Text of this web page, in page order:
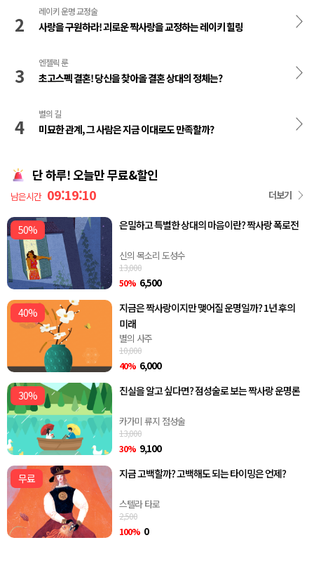
2
레이키 운명 교정술
사랑을 구원하라! 괴로운 짝사랑을 교정하는 레이키 힐링
3
엔젤릭 룬
초고스펙 결혼! 당신을 찾아올 결혼 상대의 정체는?
4
별의 길
미묘한 관계, 그 사람은 지금 이대로도 만족할까?
단 하루! 오늘만 무료&할인
남은시간 09:19:10 더보기
50% 은밀하고 특별한 상대의 마음이란? 짝사랑 폭로전
신의 목소리 도성수
13,000
50% 6,500
40%
지금은 짝사랑이지만 맺어질 운명일까? 1년 후의
미래
별의 사주
10,000
40% 6,000
30% 진실을 알고 싶다면? 점성술로 보는 짝사랑 운명론
카가미 류지 점성술
13,000
30% 9,100
무료 지금 고백할까? 고백해도 되는 타이밍은 언제?
스텔라 타로
2,500
100% 0